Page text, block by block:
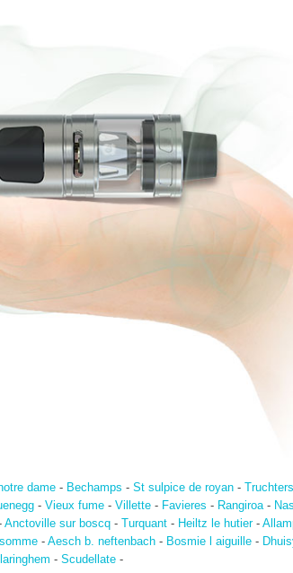
dame - Bechamps - St sulpice de royan -
- Vieux fume- Villette- Favieres - Rangiroa-
Anctoville sur boscq - Turquant - Heiltz le hutier-
- Aesch b. neftenbach- Bosmie l aiguille-
- Scudellate -